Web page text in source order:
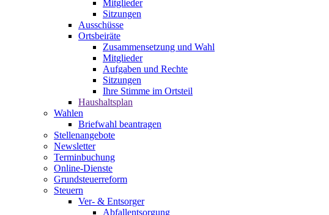
Mitglieder
Sitzungen
Ausschüsse
Ortsbeiräte
Zusammensetzung und Wahl
Mitglieder
Aufgaben und Rechte
Sitzungen
Ihre Stimme im Ortsteil
Haushaltsplan
Wahlen
Briefwahl beantragen
Stellenangebote
Newsletter
Terminbuchung
Online-Dienste
Grundsteuerreform
Steuern
Ver- & Entsorger
Abfallentsorgung